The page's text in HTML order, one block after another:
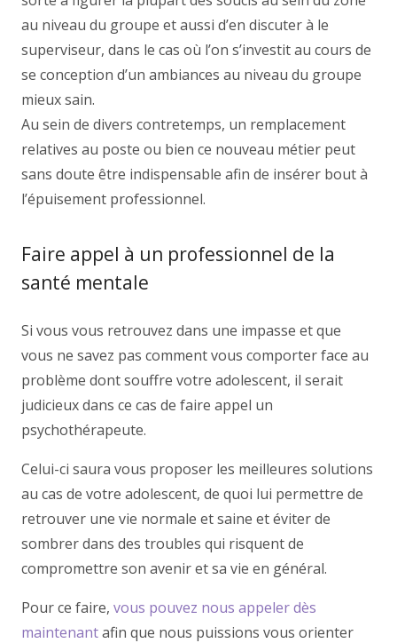
au niveau du groupe et aussi d’en discuter à le
superviseur, dans le cas où l’on s’investit au cours de
se conception d’un ambiances au niveau du groupe
mieux sain.
Au sein de divers contretemps, un remplacement
relatives au poste ou bien ce nouveau métier peut
sans doute être indispensable afin de insérer bout à
l’épuisement professionnel.
Faire appel à un professionnel de la
santé mentale
Si vous vous retrouvez dans une impasse et que
vous ne savez pas comment vous comporter face au
problème dont souffre votre adolescent, il serait
judicieux dans ce cas de faire appel un
psychothérapeute.
Celui-ci saura vous proposer les meilleures solutions
au cas de votre adolescent, de quoi lui permettre de
retrouver une vie normale et saine et éviter de
sombrer dans des troubles qui risquent de
compromettre son avenir et sa vie en général.
Pour ce faire, vous pouvez nous appeler dès
maintenantafin que nous puissions vous orienter